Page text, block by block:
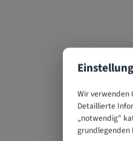
Wir verwenden
Detaillierte
„notwendig"
grundlegenden